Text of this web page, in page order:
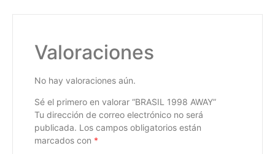
Valoraciones
No hay valoraciones aún.
Sé el primero en valorar “BRASIL 1998 AWAY”
Tu dirección de correo electrónico no será
publicada. Los campos obligatorios están
marcados con *